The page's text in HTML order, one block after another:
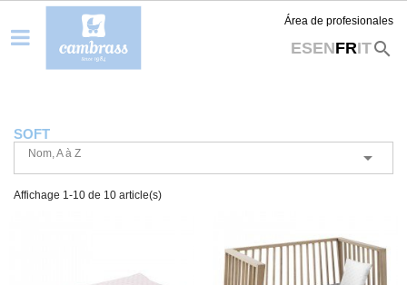
Área de profesionales
ESENFRITsearch
SOFT
Nom, A à Z 
Affichage 1-10 de 10 article(s)